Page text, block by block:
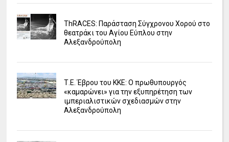
ΤhRACES: Παράσταση Σύγχρονου Χορού στο
θεατράκι του Αγίου Εύπλου στην
Αλεξανδρούπολη
Τ.Ε. Έβρου του ΚΚΕ: Ο πρωθυπουργός
«καμαρώνει» για την εξυπηρέτηση των
ιμπεριαλιστικών σχεδιασμών στην
Αλεξανδρούπολη